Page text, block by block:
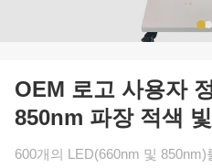
OEM 로고 사용자
850nm 파장 적색
600개의 LED(660nm 및